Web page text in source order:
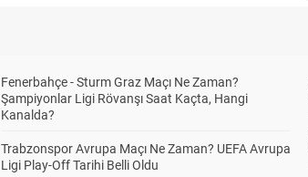
Fenerbahçe - Sturm Graz Maçı Ne Zaman?
Şampiyonlar Ligi Rövanşı Saat Kaçta, Hangi
Kanalda?
Trabzonspor Avrupa Maçı Ne Zaman? UEFA Avrupa
Ligi Play-Off Tarihi Belli Oldu